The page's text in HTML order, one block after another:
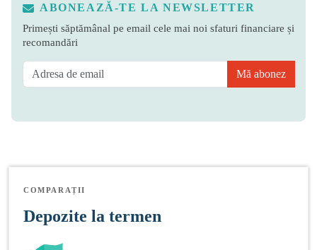
ABONEAZĂ-TE LA NEWSLETTER
Primești săptămânal pe email cele mai noi sfaturi financiare și
recomandări
Mă abonez
COMPARAȚII
Depozite la termen